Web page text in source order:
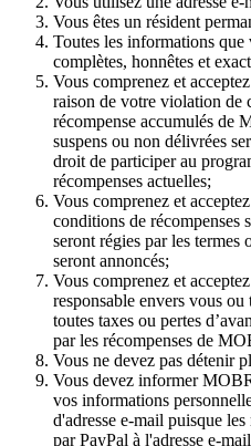
Vous êtes un résident
Toutes les informations
complètes, honnêtes et
Vous comprenez et
raison de votre violation de
récompense accumulés de
suspens ou non délivrées
droit de participer au
récompenses actuelles;
Vous comprenez et
conditions de récompenses
seront régies par les
seront annoncés;
Vous comprenez et
responsable envers vous
toutes taxes ou pertes
par les récompenses de
Vous ne devez pas détenir
Vous devez informer
vos informations
d'adresse e-mail puisque
par PayPal à l'adresse e-